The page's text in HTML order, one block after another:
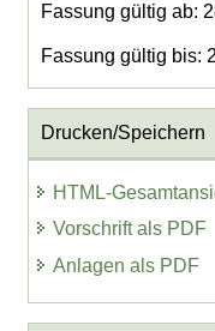
Fassung gültig ab:
Fassung gültig bis:
Drucken/Speichern
HTML-
Vorschrift als PDF
Anlagen als PDF